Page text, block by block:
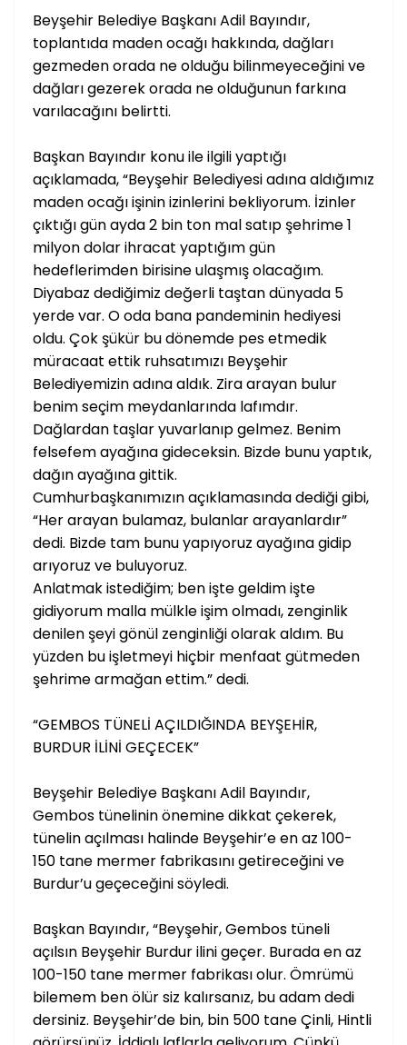
Beyşehir Belediye Başkanı Adil Bayındır,
toplantıda maden ocağı hakkında, dağları
gezmeden orada ne olduğu bilinmeyeceğini ve
dağları gezerek orada ne olduğunun farkına
varılacağını belirtti.
Başkan Bayındır konu ile ilgili yaptığı
açıklamada, “Beyşehir Belediyesi adına aldığımız
maden ocağı işinin izinlerini bekliyorum. İzinler
çıktığı gün ayda 2 bin ton mal satıp şehrime 1
milyon dolar ihracat yaptığım gün
hedeflerimden birisine ulaşmış olacağım.
Diyabaz dediğimiz değerli taştan dünyada 5
yerde var. O oda bana pandeminin hediyesi
oldu. Çok şükür bu dönemde pes etmedik
müracaat ettik ruhsatımızı Beyşehir
Belediyemizin adına aldık. Zira arayan bulur
benim seçim meydanlarında lafımdır.
Dağlardan taşlar yuvarlanıp gelmez. Benim
felsefem ayağına gideceksin. Bizde bunu yaptık,
dağın ayağına gittik.
Cumhurbaşkanımızın açıklamasında dediği gibi,
“Her arayan bulamaz, bulanlar arayanlardır”
dedi. Bizde tam bunu yapıyoruz ayağına gidip
arıyoruz ve buluyoruz.
Anlatmak istediğim; ben işte geldim işte
gidiyorum malla mülkle işim olmadı, zenginlik
denilen şeyi gönül zenginliği olarak aldım. Bu
yüzden bu işletmeyi hiçbir menfaat gütmeden
şehrime armağan ettim.” dedi.
“GEMBOS TÜNELİ AÇILDIĞINDA BEYŞEHİR,
BURDUR İLİNİ GEÇECEK”
Beyşehir Belediye Başkanı Adil Bayındır,
Gembos tünelinin önemine dikkat çekerek,
tünelin açılması halinde Beyşehir’e en az 100-
150 tane mermer fabrikasını getireceğini ve
Burdur’u geçeceğini söyledi.
Başkan Bayındır, “Beyşehir, Gembos tüneli
açılsın Beyşehir Burdur ilini geçer. Burada en az
100-150 tane mermer fabrikası olur. Ömrümü
bilemem ben ölür siz kalırsanız, bu adam dedi
dersiniz. Beyşehir’de bin, bin 500 tane Çinli, Hintli